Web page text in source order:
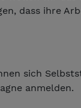
dass ihre
sich
anmelden.